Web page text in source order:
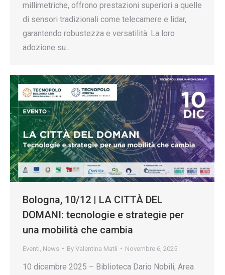
millimetriche, offrono prestazioni superiori a quelle
di sensori tradizionali come telecamere e lidar,
garantendo robustezza e versatilità. La loro
adozione su…
Bologna, 10/12 | LA CITTÀ DEL
DOMANI: tecnologie e strategie per
una mobilità che cambia
Eventi News By Valentina Matli Novembre 6, 2025
10 dicembre 2025 – Biblioteca Dario Nobili, Area